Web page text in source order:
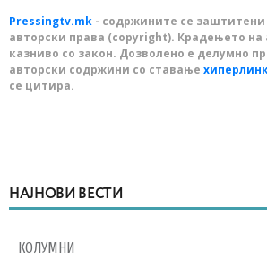
Pressingtv.mk - содржините се
авторски права (copyright). Крадењето на
казниво со закон. Дозволено е делумно
авторски содржини со ставање
се цитира.
НАЈНОВИ ВЕСТИ
КОЛУМНИ